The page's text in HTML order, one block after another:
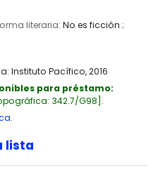
literaria: No es ficción ;
Instituto Pacífico,2016
para préstamo:
342.7/G98 .
.
lista